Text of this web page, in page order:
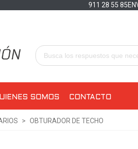
911 28 55 85
SOMOS CONTACTO
> OBTURADOR DE TECHO